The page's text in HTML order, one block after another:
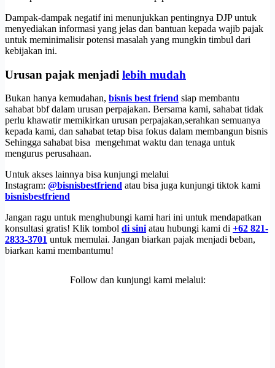
Dampak-dampak negatif ini menunjukkan pentingnya DJP untuk
menyediakan informasi yang jelas dan bantuan kepada wajib pajak
untuk meminimalisir potensi masalah yang mungkin timbul dari
kebijakan ini.
Urusan pajak menjadi lebih mudah
Bukan hanya kemudahan, bisnis best friend siap membantu
sahabat bbf dalam urusan perpajakan. Bersama kami, sahabat tidak
perlu khawatir memikirkan urusan perpajakan,serahkan semuanya
kepada kami, dan sahabat tetap bisa fokus dalam membangun bisnis
Sehingga sahabat bisa mengehmat waktu dan tenaga untuk
mengurus perusahaan.
Untuk akses lainnya bisa kunjungi melalui
Instagram: @bisnisbestfriend atau bisa juga kunjungi tiktok kami
bisnisbestfriend
Jangan ragu untuk menghubungi kami hari ini untuk mendapatkan
konsultasi gratis! Klik tombol di sini atau hubungi kami di +62 821-
2833-3701 untuk memulai. Jangan biarkan pajak menjadi beban,
biarkan kami membantumu!
Follow dan kunjungi kami melalui: